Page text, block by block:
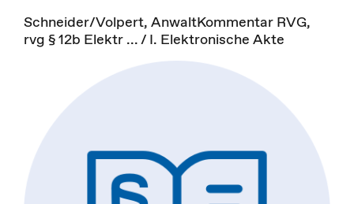
Schneider/Volpert, AnwaltKommentar RVG,
rvg § 12b Elektr ... / I. Elektronische Akte